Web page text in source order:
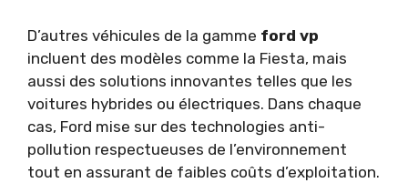
D’autres véhicules de la gamme ford vp
incluent des modèles comme la Fiesta, mais
aussi des solutions innovantes telles que les
voitures hybrides ou électriques. Dans chaque
cas, Ford mise sur des technologies anti-
pollution respectueuses de l’environnement
tout en assurant de faibles coûts d’exploitation.